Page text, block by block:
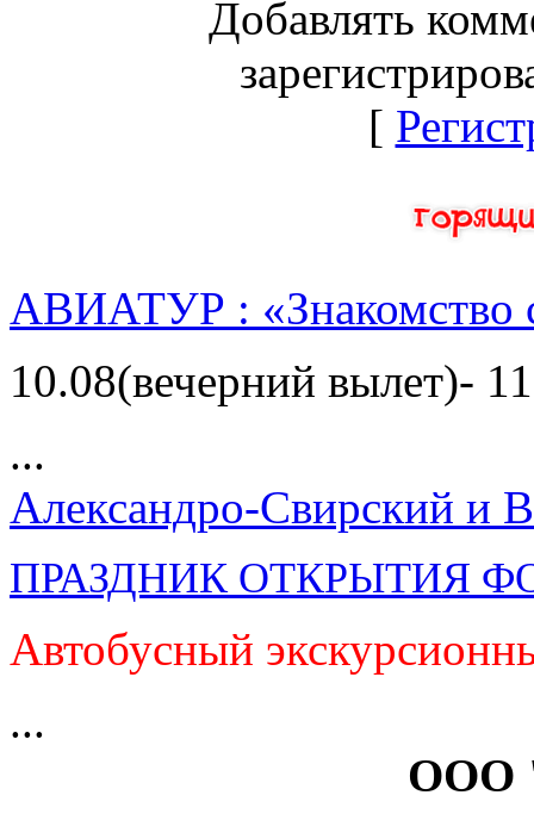
Добавлять
[
АВИАТУР : «Знакомство
10.08(вечерний вылет)-
...
Александро-Свирский и
ПРАЗДНИК ОТКРЫТИЯ
Автобусный
...
ООО